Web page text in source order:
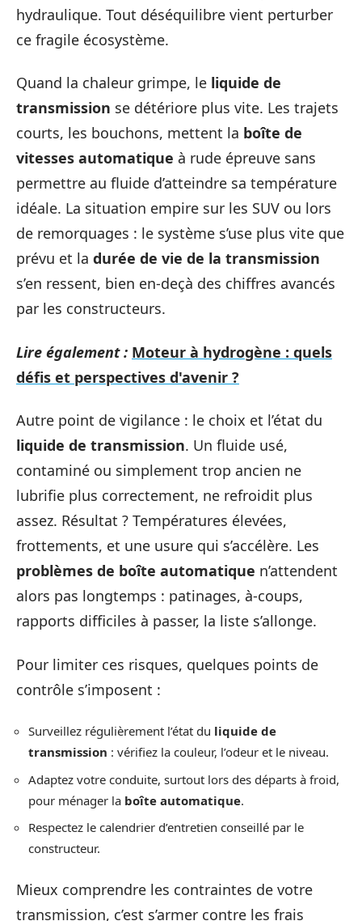
hydraulique. Tout déséquilibre vient perturber
ce fragile écosystème.
Quand la chaleur grimpe, le liquide de
transmission se détériore plus vite. Les trajets
courts, les bouchons, mettent la boîte de
vitesses automatique à rude épreuve sans
permettre au fluide d’atteindre sa température
idéale. La situation empire sur les SUV ou lors
de remorquages : le système s’use plus vite que
prévu et la durée de vie de la transmission
s’en ressent, bien en-deçà des chiffres avancés
par les constructeurs.
Lire également : Moteur à hydrogène : quels
défis et perspectives d'avenir ?
Autre point de vigilance : le choix et l’état du
liquide de transmission. Un fluide usé,
contaminé ou simplement trop ancien ne
lubrifie plus correctement, ne refroidit plus
assez. Résultat ? Températures élevées,
frottements, et une usure qui s’accélère. Les
problèmes de boîte automatique n’attendent
alors pas longtemps : patinages, à-coups,
rapports difficiles à passer, la liste s’allonge.
Pour limiter ces risques, quelques points de
contrôle s’imposent :
Surveillez régulièrement l’état du liquide de
transmission : vérifiez la couleur, l’odeur et le niveau.
Adaptez votre conduite, surtout lors des départs à froid,
pour ménager la boîte automatique.
Respectez le calendrier d’entretien conseillé par le
constructeur.
Mieux comprendre les contraintes de votre
transmission, c’est s’armer contre les frais